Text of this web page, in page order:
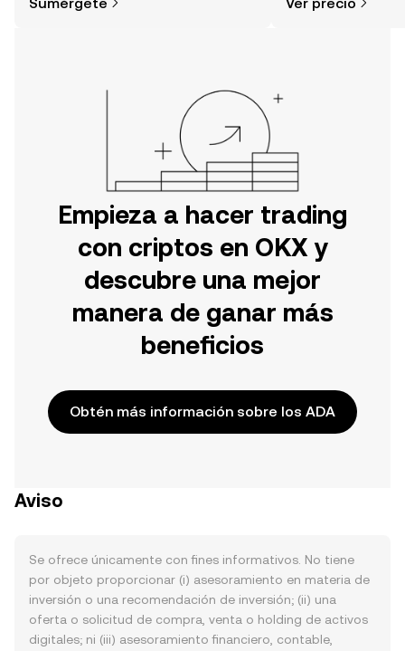
tu aventura en la aplicación móvil de
Empieza a hacer trading
con criptos en OKX y
descubre una mejor
manera de ganar más
beneficios
Obtén más información sobre los ADA
Aviso
Se ofrece únicamente con fines informativos. No tiene
por objeto proporcionar (i) asesoramiento en materia de
inversión o una recomendación de inversión; (ii) una
oferta o solicitud de compra, venta o holding de activos
digitales; ni (iii) asesoramiento financiero, contable,